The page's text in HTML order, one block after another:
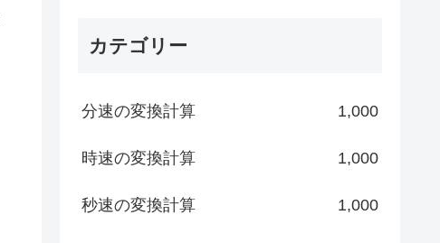
カテゴリー
分速の変換計算 1,000
時速の変換計算 1,000
秒速の変換計算 1,000